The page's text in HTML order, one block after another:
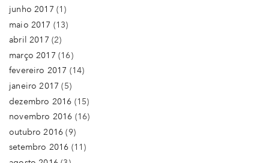
junho 2017 (1)
maio 2017 (13)
abril 2017 (2)
março 2017 (16)
fevereiro 2017 (14)
janeiro 2017 (5)
dezembro 2016 (15)
novembro 2016 (16)
outubro 2016 (9)
setembro 2016 (11)